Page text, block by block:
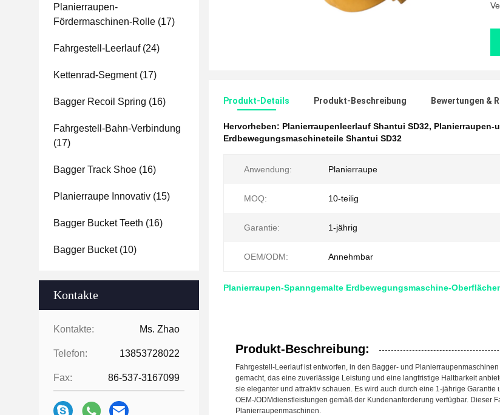
Planierraupen-
Fördermaschinen-Rolle (17)
Fahrgestell-Leerlauf(24)
Kettenrad-Segment(17)
Bagger Recoil Spring (16)
Fahrgestell-Bahn-Verbindung
(17)
Bagger Track Shoe (16)
Planierraupe Innovativ (15)
Bagger Bucket Teeth (16)
Bagger Bucket(10)
Kontakte
Kontakte: Ms. Zhao
Telefon: 13853728022
Fax: 86-537-3167099
Produkt-Details Produkt-Beschreibung Bewertungen &
Hervorheben: Planierraupenleerlauf Shantui SD32, Planierraupen-
Erdbewegungsmaschineteile Shantui SD32
Anwendung: Planierraupe
MOQ: 10-teilig
Garantie: 1-jährig
OEM/ODM: Annehmbar
Planierraupen-Spanngemalte Erdbewegungsmaschine-
Produkt-Beschreibung:
Fahrgestell-Leerlauf ist entworfen, in den Bagger- und
gemacht, das eine zuverlässige Leistung und eine langfristige Haltbarkeit
sie eleganter und attraktiv schauen. Es wird auch durch eine 1-jährige
OEM-/ODMdienstleistungen gemäß der Kundenanforderung verfügbar. Dieser
Planierraupenmaschinen.